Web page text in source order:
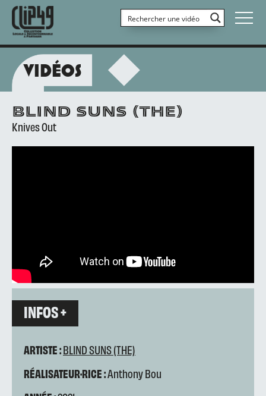
VIDÉOS
BLIND SUNS (THE)
Knives Out
INFOS +
ARTISTE :BLIND SUNS (THE)
RÉALISATEUR·RICE :Anthony Bou